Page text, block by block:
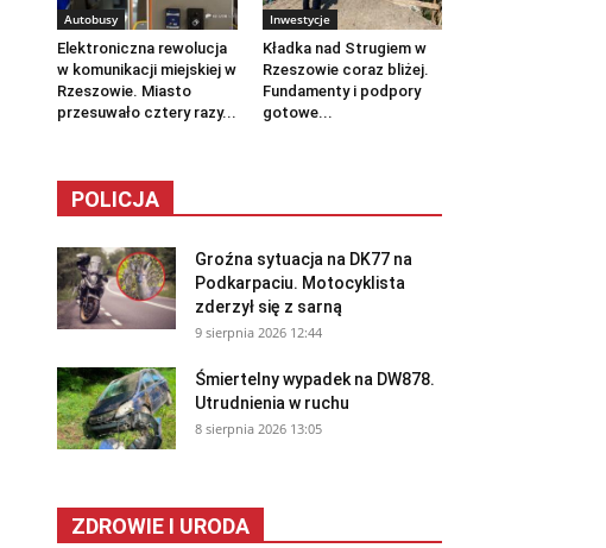
Autobusy
Elektroniczna rewolucja
w komunikacji miejskiej w
Rzeszowie. Miasto
przesuwało cztery razy...
Inwestycje
Kładka nad Strugiem w
Rzeszowie coraz bliżej.
Fundamenty i podpory
gotowe...
POLICJA
Groźna sytuacja na DK77 na
Podkarpaciu. Motocyklista
zderzył się z sarną
9 sierpnia 2026 12:44
Śmiertelny wypadek na DW878.
Utrudnienia w ruchu
8 sierpnia 2026 13:05
ZDROWIE I URODA